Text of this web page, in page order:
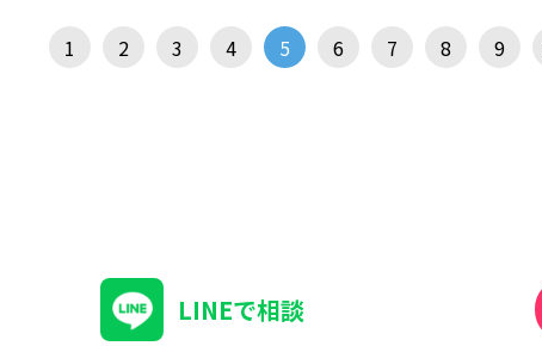
1 2 3 4 5 6 7 8 9
LINEで相談